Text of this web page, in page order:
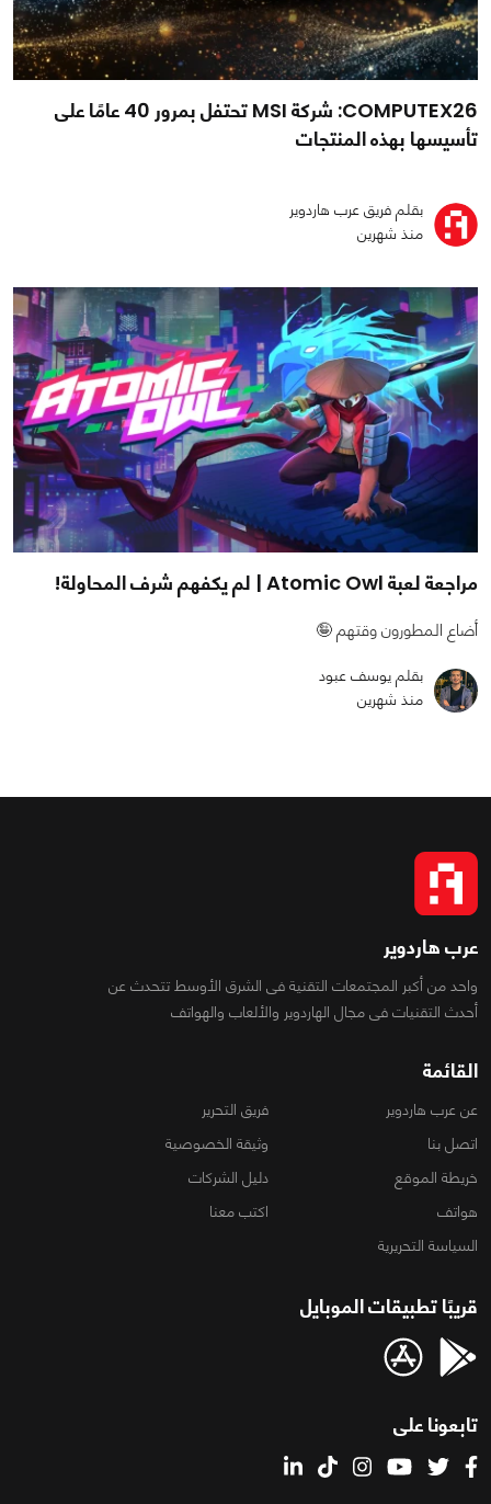
COMPUTEX26: شركة MSI تحتفل بمرور 40 عامًا على
تأسيسها بهذه المنتجات
بقلم فريق عرب هاردوير
منذ شهرين
مراجعة لعبة Atomic Owl | لم يكفهم شرف المحاولة!
أضاع المطورون وقتهم 🤪
بقلم يوسف عبود
منذ شهرين
عرب هاردوير
واحد من أكبر المجتمعات التقنية فى الشرق الأوسط تتحدث عن
أحدث التقنيات فى مجال الهاردوير والألعاب والهواتف
القائمة
عن عرب هاردوير
فريق التحرير
اتصل بنا
وثيقة الخصوصية
خريطة الموقع
دليل الشركات
هواتف
اكتب معنا
السياسة التحريرية
قريبًا تطبيقات الموبايل
تابعونا على